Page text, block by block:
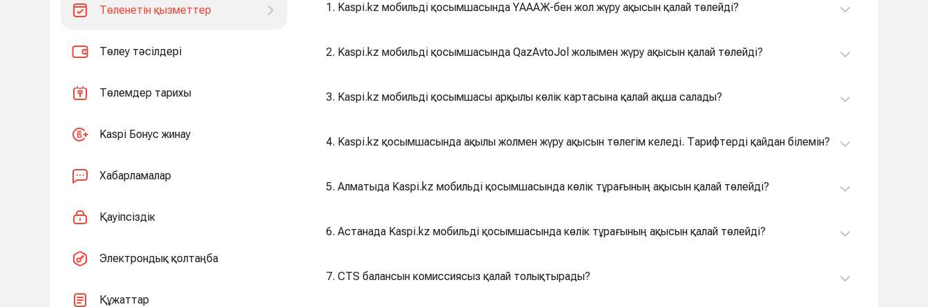
Төленетін қызметтер
Төлеу тәсілдері
Төлемдер тарихы
Kaspi Бонус жинау
Хабарламалар
Қауіпсіздік
Электрондық қолтаңба
Құжаттар
1. Kaspi.kz мобильді қосымшасында ҮАААЖ-бен жол жүру ақысын қалай төлейді?
2. Kaspi.kz мобильді қосымшасында QazAvtoJol жолымен жүру ақысын қалай төлейді?
3. Kaspi.kz мобильді қосымшасы арқылы көлік картасына қалай ақша салады?
4. Kaspi.kz қосымшасында ақылы жолмен жүру ақысын төлегім келеді. Тарифтерді қайдан білемін?
5. Алматыда Kaspi.kz мобильді қосымшасында көлік тұрағының ақысын қалай төлейді?
6. Астанада Kaspi.kz мобильді қосымшасында көлік тұрағының ақысын қалай төлейді?
7. CTS балансын комиссиясыз қалай толықтырады?